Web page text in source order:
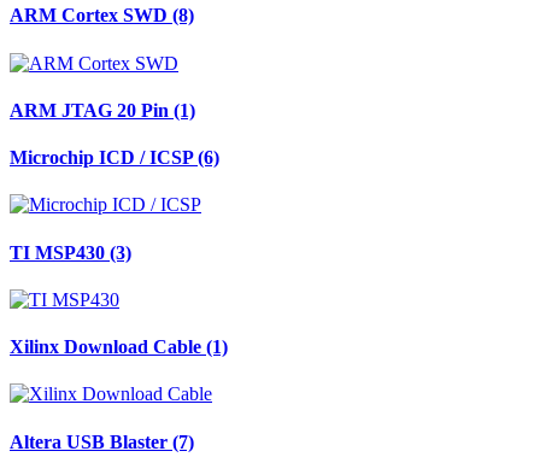
ARM Cortex SWD (8)
ARM JTAG 20 Pin (1)
Microchip ICD / ICSP (6)
TI MSP430 (3)
Xilinx Download Cable (1)
Altera USB Blaster (7)